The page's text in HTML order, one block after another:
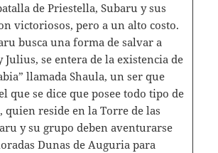
de Priestella, Subaru y sus
victoriosos, pero a un alto costo.
busca una forma de salvar a
Julius, se entera de la existencia de
llamada Shaula, un ser que
que se dice que posee todo tipo de
quien reside en la Torre de las
y su grupo deben aventurarse
Dunas de Auguria para